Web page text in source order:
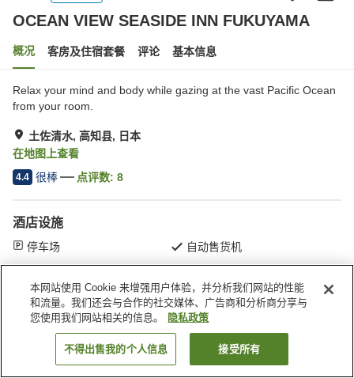
OCEAN VIEW SEASIDE INN FUKUYAMA
概况 客房及住宿套餐 评论 基本信息
Relax your mind and body while gazing at the vast Pacific Ocean
from your room.
土佐清水, 高知县, 日本
在地图上查看
4.4 很棒 点评数: 8
酒店设施
停车场 自动售货机
首页 日本 高知县
土佐清水
OCEAN VIEW SEASIDE INN FUKUYAMA
搜索客房
本网站使用 Cookie 来增强用户体验，并分析我们网站的性能
和流量。我们还会与合作的社交媒体、广告商和分析商分享与
您使用我们网站相关的信息。
隐私政策
不得出售我的个人信息 接受所有